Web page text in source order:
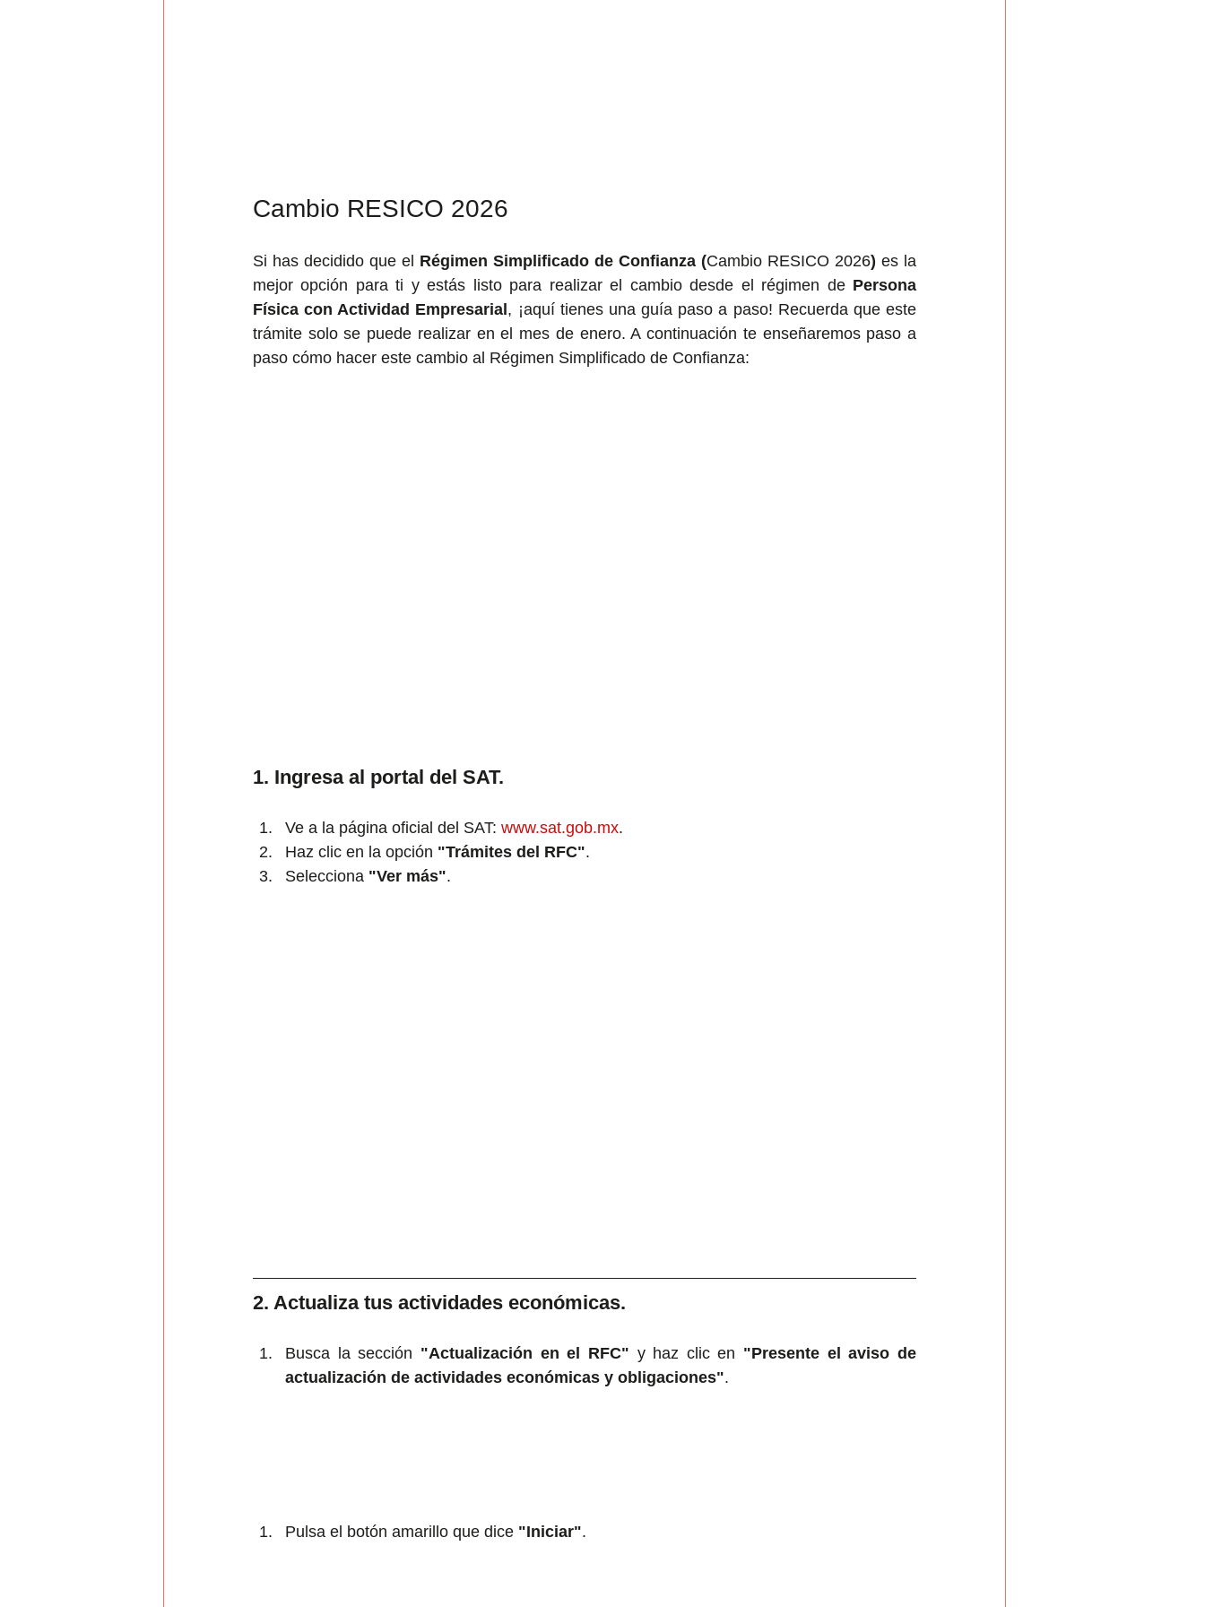
Cambio RESICO 2026
Si has decidido que el Régimen Simplificado de Confianza (Cambio RESICO 2026) es la
mejor opción para ti y estás listo para realizar el cambio desde el régimen de Persona
Física con Actividad Empresarial , ¡aquí tienes una guía paso a paso! Recuerda que este
trámite solo se puede realizar en el mes de enero. A continuación te enseñaremos paso a
paso cómo hacer este cambio al Régimen Simplificado de Confianza:
1. Ingresa al portal del SAT.
Ve a la página oficial del SAT: www.sat.gob.mx.
Haz clic en la opción "Trámites del RFC".
Selecciona "Ver más".
2. Actualiza tus actividades económicas.
Busca la sección "Actualización en el RFC" y haz clic en "Presente el aviso de
actualización de actividades económicas y obligaciones".
Pulsa el botón amarillo que dice "Iniciar".